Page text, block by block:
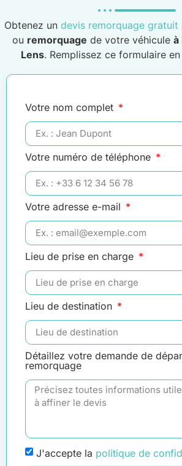
Obtenez un devis remorquage gratuit
ou remorquage de votre véhicule à
Lens. Remplissez ce formulaire
Votre nom complet
Votre numéro de téléphone
Votre adresse e-mail
Lieu de prise en charge
Lieu de destination
Détaillez votre demande de
remorquage
J'accepte la politique de